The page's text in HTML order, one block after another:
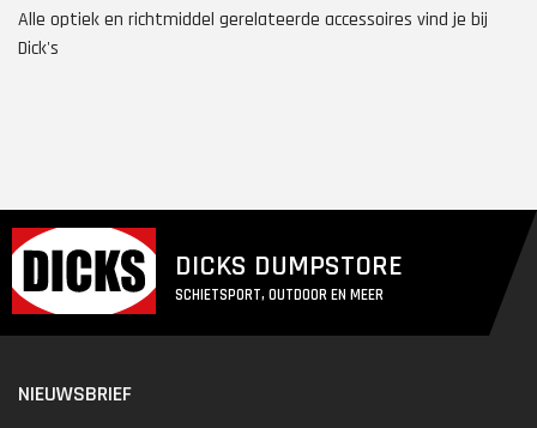
Alle optiek en richtmiddel gerelateerde accessoires vind je bij
Dick's
DICKS DUMPSTORE
SCHIETSPORT, OUTDOOR EN MEER
NIEUWSBRIEF